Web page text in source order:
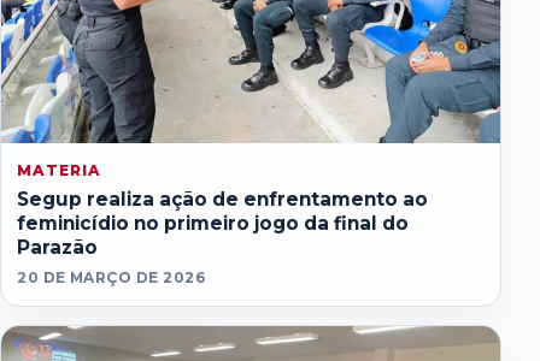
MATERIA
Segup realiza ação de enfrentamento ao
feminicídio no primeiro jogo da final do
Parazão
20 DE MARÇO DE 2026